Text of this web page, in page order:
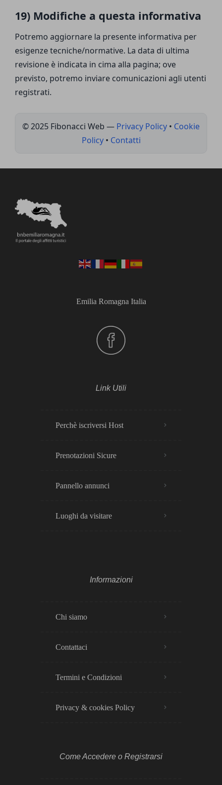
19) Modifiche a questa informativa
Potremo aggiornare la presente informativa per
esigenze tecniche/normative. La data di ultima
revisione è indicata in cima alla pagina; ove
previsto, potremo inviare comunicazioni agli utenti
registrati.
© 2025 Fibonacci Web — Privacy Policy • Cookie
Policy• Contatti
Emilia Romagna Italia
Link Utili
Perchè iscriversi Host
Prenotazioni Sicure
Pannello annunci
Luoghi da visitare
Informazioni
Chi siamo
Contattaci
Termini e Condizioni
Privacy & cookies Policy​
Come Accedere o Registrarsi